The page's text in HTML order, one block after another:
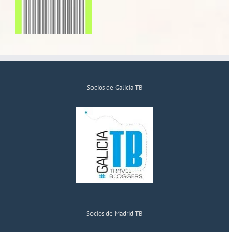
Socios de Galicia TB
Socios de Madrid TB